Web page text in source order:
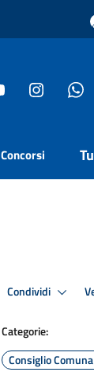
Concorsi
Condividi
Categorie:
Consiglio